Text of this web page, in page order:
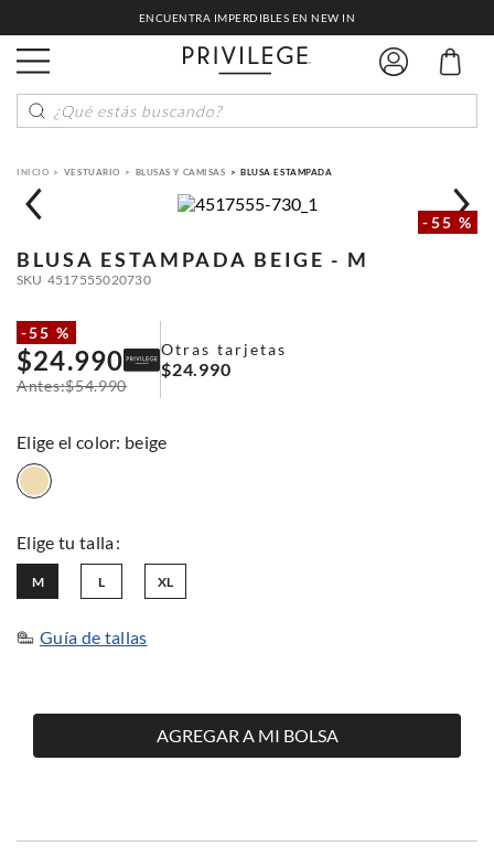
ENCUENTRA IMPERDIBLES EN NEW IN
¿Qué estás buscando?
VESTUARIO BLUSAS Y CAMISAS BLUSA ESTAMPADA
-55 %
BLUSA ESTAMPADA BEIGE - M
SKU 4517555020730
-55 %
$24.990
$54.990
Otras tarjetas
$24.990
: beige
L
M XL
Guía de tallas
AGREGAR A MI BOLSA